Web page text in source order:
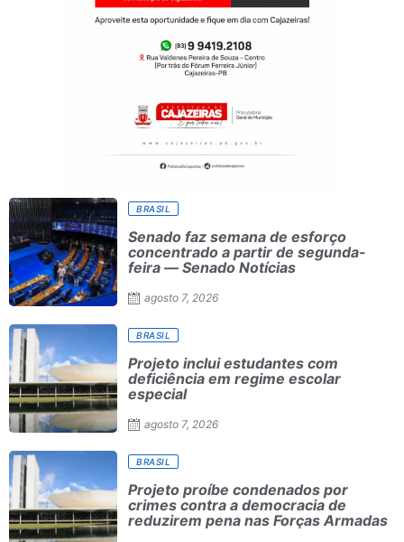
BRASIL
Senado faz semana de esforço
concentrado a partir de segunda-
feira — Senado Notícias
agosto 7, 2026
BRASIL
Projeto inclui estudantes com
deficiência em regime escolar
especial
agosto 7, 2026
BRASIL
Projeto proíbe condenados por
crimes contra a democracia de
reduzirem pena nas Forças Armadas